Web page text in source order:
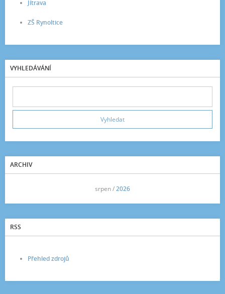
Jítrava
ZŠ Rynoltice
VYHLEDÁVÁNÍ
ARCHIV
srpen /2026
RSS
Přehled zdrojů